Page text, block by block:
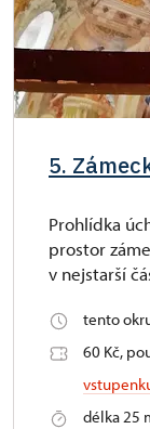
5.
Prohlídka
prostor
v nejstarší
tento
60 Kč,
délka 25